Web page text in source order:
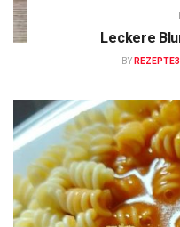
Leckere
BY